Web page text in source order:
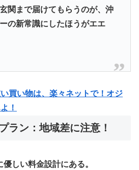
関まで届けてもらうのが、沖
の新常識にしたほうがエエ
買い物は、楽々ネットで！オジ
！
ラン：地域差に注意！
しい料金設計にある。